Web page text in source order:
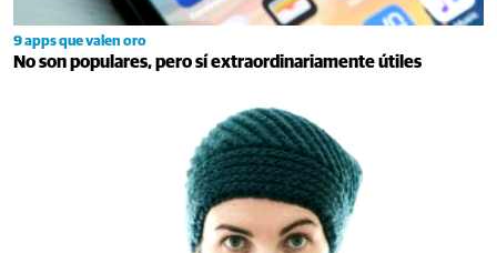
9 apps que valen oro
No son populares, pero sí extraordinariamente útiles